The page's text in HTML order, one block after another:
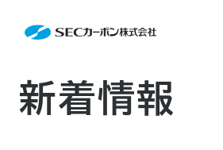
会社案内TOP
企業沿革
製品情報
ファインパウダー
アルミニウム製錬用カソードブロ
人造黒鉛電極
ものづくりの流れ(生産工程)
品質管理
工場について
IR情報
IR情報TOP
資料ダウンロード
News
新着情報